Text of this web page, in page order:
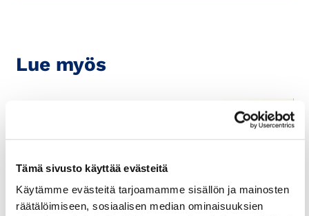
Tämä sivusto käyttää evästeitä
Käytämme evästeitä tarjoamamme sisällön ja mainosten
räätälöimiseen, sosiaalisen median ominaisuuksien
Lue myös